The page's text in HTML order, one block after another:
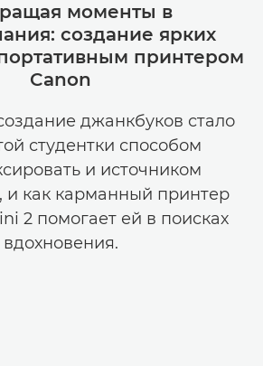
моменты в
создание ярких
принтером
Canon
джанкбуков стало
студентки способом
и источником
и как карманный принтер
2 помогает ей в поисках
вдохновения.